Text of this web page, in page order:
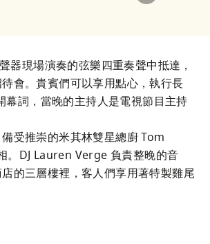
器現場演奏的弦樂四重奏聲中抵達，
會。貴賓們可以享用點心，執行長
詞，當晚的主持人是電視節目主持
受推崇的米其林雙星總廚 Tom
。DJ Lauren Verge 負責整晚的音
的三層樓裡，客人們享用著特製雞尾